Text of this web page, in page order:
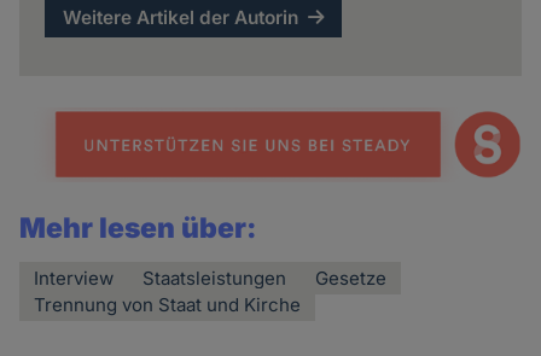
Weitere Artikel der Autorin
Mehr lesen über:
Interview Staatsleistungen
Gesetze
Trennung von Staat und Kirche